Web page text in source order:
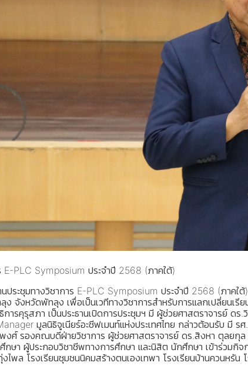
E-PLC Symposium ประจำปี 2568 (ภาคใต้)
นประชุมทางวิชาการ E-PLC Symposium ประจำปี 2568 (ภ
จังหวัดพัทลุง เพื่อเป็นเวทีทางวิชาการสำหรับการแลกเปลี่ยน
การคุรุสภา เป็นประธานเปิดการประชุมฯ มี ผู้ช่วยศาสตราจ
มูลนิธิจูเนียร์อะชีฟเมนท์แห่งประเทศไทย กล่าวต้อนรับ มี
งศ์ รองคณบดีฝ่ายวิชาการ ผู้ช่วยศาสตราจารย์ ดร.สิงหา ตุลย
ษา ผู้ประกอบวิชาชีพทางการศึกษา และนิสิต นักศึกษา เข้าร่วมกิ
งไพล โรงเรียนชุมชนนิคมสร้างตนเองเทพา โรงเรียนบ้านควนหรั